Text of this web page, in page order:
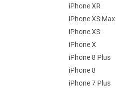
iPhone XR
iPhone XS Max
iPhone XS
iPhone X
iPhone 8 Plus
iPhone 8
iPhone 7 Plus